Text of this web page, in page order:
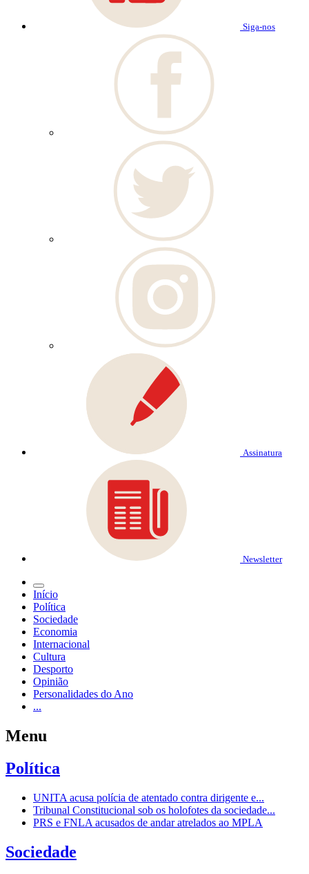
Siga-nos
Assinatura
Newsletter
Início
Política
Sociedade
Economia
Internacional
Cultura
Desporto
Opinião
Personalidades do Ano
...
Menu
Política
UNITA acusa polícia de atentado contra dirigente e...
Tribunal Constitucional sob os holofotes da sociedade...
PRS e FNLA acusados de andar atrelados ao MPLA
Sociedade